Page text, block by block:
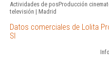
Actividades de posProducción
televisión | Madrid
Datos comerciales de Lolita
Sl